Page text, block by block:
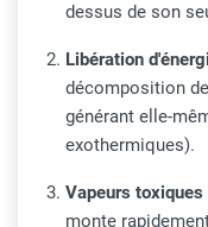
dessus de son
Libération
décomposition
générant elle-
exothermiques).
Vapeurs
monte